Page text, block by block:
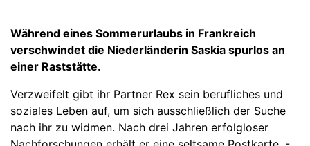
Während eines Sommerurlaubs in Frankreich
verschwindet die Niederländerin Saskia spurlos an
einer Raststätte.
Verzweifelt gibt ihr Partner Rex sein berufliches und
soziales Leben auf, um sich ausschließlich der Suche
nach ihr zu widmen. Nach drei Jahren erfolgloser